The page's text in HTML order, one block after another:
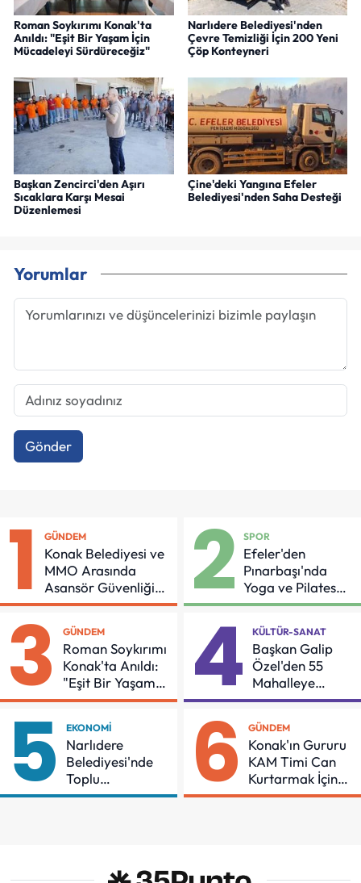
Roman Soykırımı Konak'ta
Anıldı: "Eşit Bir Yaşam İçin
Mücadeleyi Sürdüreceğiz"
Narlıdere Belediyesi'nden
Çevre Temizliği İçin 200 Yeni
Çöp Konteyneri
Başkan Zencirci'den Aşırı
Sıcaklara Karşı Mesai
Düzenlemesi
Çine'deki Yangına Efeler
Belediyesi'nden Saha Desteği
Yorumlar
Gönder
1 GÜNDEM
Konak Belediyesi ve
MMO Arasında
Asansör Güvenliği
İçin Önemli Protokol
2 SPOR
Efeler'den
Pınarbaşı'nda
Yoga ve Pilates
Buluşması
3 GÜNDEM
Roman Soykırımı
Konak'ta Anıldı:
"Eşit Bir Yaşam
İçin Mücadeleyi
4 KÜLTÜR-SANAT
Başkan Galip
Özel'den 55
Mahalleye
Çocuk Şenliği
5 EKONOMI
Narlıdere
Belediyesi'nde
Toplu
Sözleşmeye
6 GÜNDEM
Konak'ın Gururu
KAM Timi Can
Kurtarmak İçin
Demir Aldı